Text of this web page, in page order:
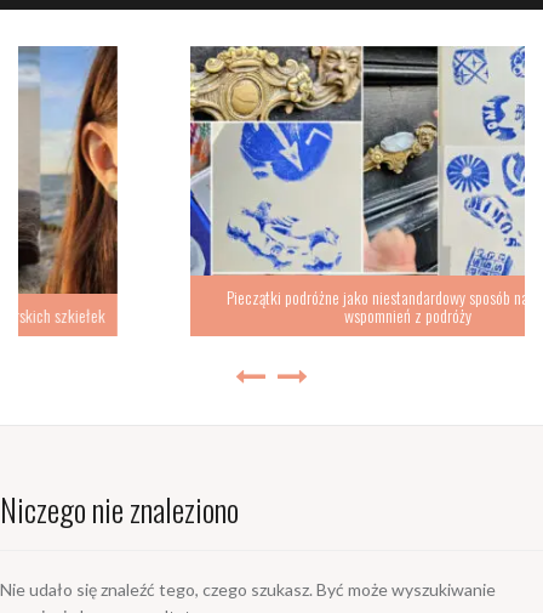
Pieczątki podróżne jako niestandardowy sposób na zbieranie
wspomnień z podróży
Niczego nie znaleziono
Nie udało się znaleźć tego, czego szukasz. Być może wyszukiwanie